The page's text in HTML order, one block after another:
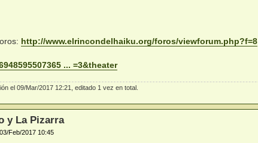
http://www.elrincondelhaiku.org/foros/viewforum.php?f=8
... =3&theater
el 09/Mar/2017 12:21, editado 1 vez en total.
y La Pizarra
03/Feb/2017 10:45